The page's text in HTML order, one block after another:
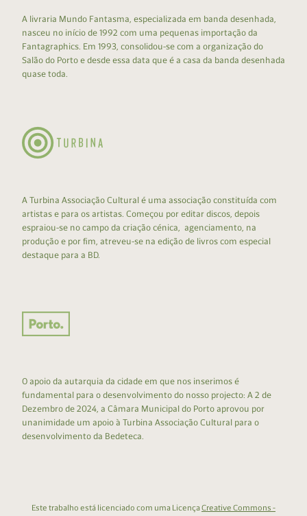
A livraria Mundo Fantasma, especializada em banda desenhada,
nasceu no início de 1992 com uma pequenas importação da
Fantagraphics. Em 1993, consolidou-se com a organização do
Salão do Porto e desde essa data que é a casa da banda desenhada
quase toda.
A Turbina Associação Cultural é uma associação constituída com
artistas e para os artistas. Começou por editar discos, depois
espraiou-se no campo da criação cénica, agenciamento, na
produção e por fim, atreveu-se na edição de livros com especial
destaque para a BD.
O apoio da autarquia da cidade em que nos inserimos é
fundamental para o desenvolvimento do nosso projecto: A 2 de
Dezembro de 2024, a Câmara Municipal do Porto aprovou por
unanimidade um apoio à Turbina Associação Cultural para o
desenvolvimento da Bedeteca.
Este trabalho está licenciado com uma LicençaCreative Commons -